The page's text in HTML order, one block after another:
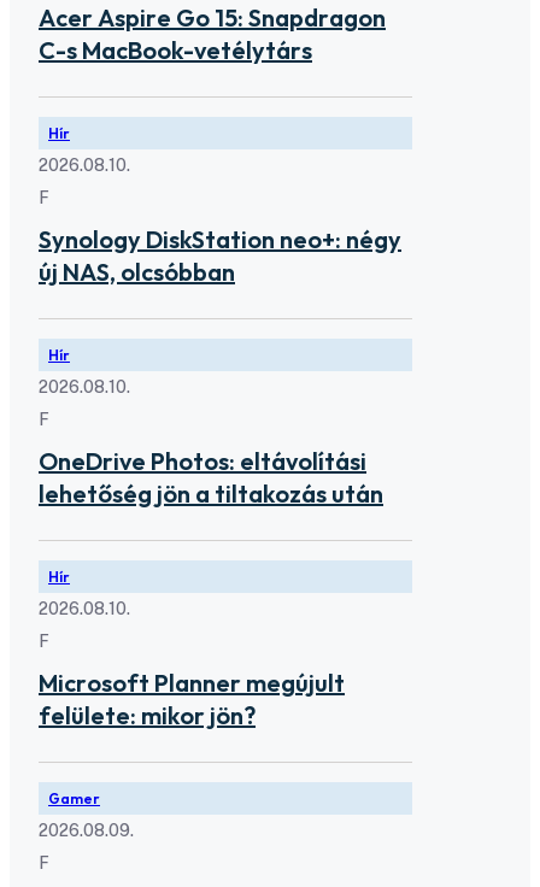
Acer Aspire Go 15: Snapdragon
C-s MacBook-vetélytárs
Hír
2026.08.10.
F
Synology DiskStation neo+: négy
új NAS, olcsóbban
Hír
2026.08.10.
F
OneDrive Photos: eltávolítási
lehetőség jön a tiltakozás után
Hír
2026.08.10.
F
Microsoft Planner megújult
felülete: mikor jön?
Gamer
2026.08.09.
F